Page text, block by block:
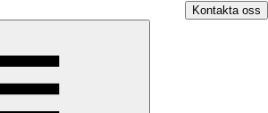
Kontakta oss